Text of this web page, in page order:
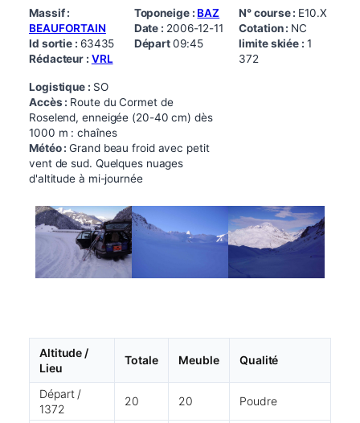
Massif :
BEAUFORTAIN
Id sortie : 63435
Rédacteur : VRL
Toponeige : BAZ
Date : 2006-12-11
Départ09:45
N° course : E10.X
Cotation : NC
limite skiée : 1
372
Logistique : SO
Accès : Route du Cormet de
Roselend, enneigée (20-40 cm) dès
1000 m : chaînes
Météo :Grand beau froid avec petit
vent de sud. Quelques nuages
d'altitude à mi-journée
Altitude /
Lieu
Totale Meuble Qualité
Départ /
1372
20 20 Poudre